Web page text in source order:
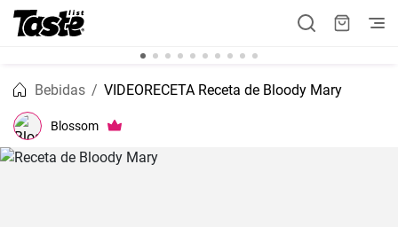
Bebidas VIDEORECETA Receta de Bloody Mary
Blossom